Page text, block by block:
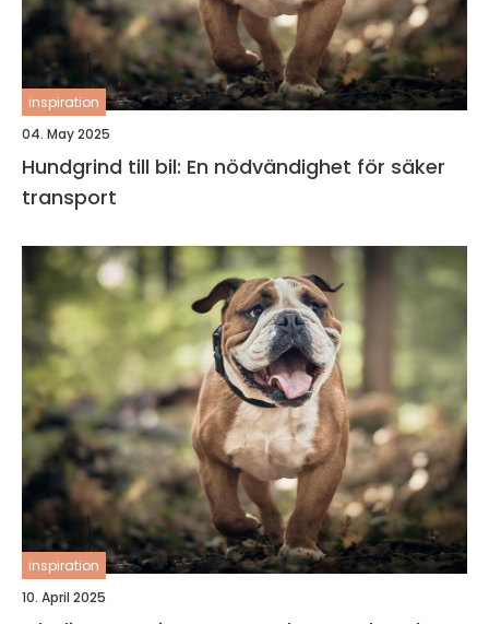
inspiration
04. May 2025
Hundgrind till bil: En nödvändighet för säker
transport
inspiration
10. April 2025